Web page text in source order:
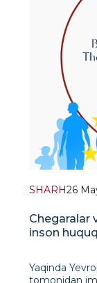
SHARH26
Chegaralar
inson
Yaqinda
tomonidan